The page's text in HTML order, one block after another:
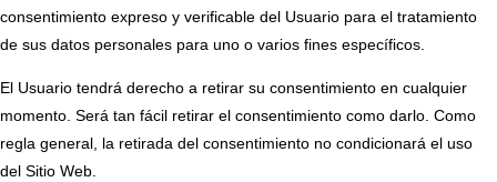
consentimiento expreso y verificable del Usuario para el tratamiento
de sus datos personales para uno o varios fines específicos.
El Usuario tendrá derecho a retirar su consentimiento en cualquier
momento. Será tan fácil retirar el consentimiento como darlo. Como
regla general, la retirada del consentimiento no condicionará el uso
del Sitio Web.